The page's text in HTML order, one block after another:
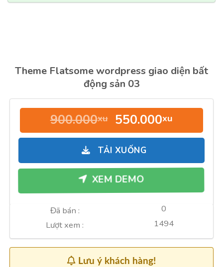
Theme Flatsome wordpress giao diện bất
động sản 03
900.000xu Giá
gốc
là:
900.000xu.
550.000xu
hiện
TẢI XUỐNG
XEM DEMO
Đã bán :
0
Lượt xem :
1494
Lưu ý khách hàng!